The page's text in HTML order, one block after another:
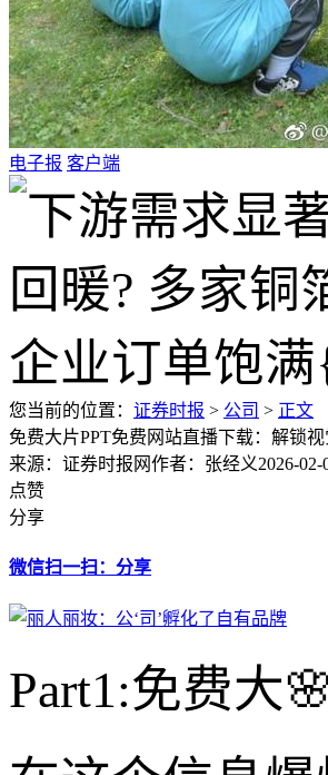
电子报 客户端
您当前的位置： 证券时报 > 公司 > 正文
免费大片PPT免费网站直播下载：解锁
来源：证券时报网作者：张经义2026-02-
点赞
分享
微信扫一扫：分享
Part1:免费大